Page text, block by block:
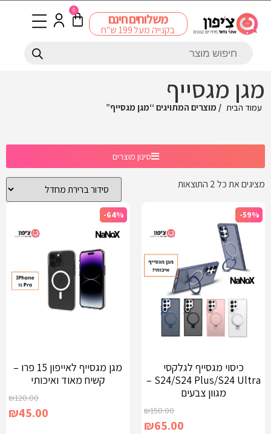
משלוחים חינם
בקנייה מעל 199 ש"ח
0
מגן מגסייף
עמוד הבית / מוצרים המתויגים “מגן מגסייף”
סינון מוצרים
מציגים את כל ⁦2⁩ התוצאות
-59%
כיסוי מגסייף לגלקסי
S24/S24 Plus/S24 Ultra –
מגוון צבעים
₪150.00
₪65.00
-64%
מגן מגסייף לאייפון 15 פרו –
קשיח מאוד ואיכותי
₪120.00
₪45.00